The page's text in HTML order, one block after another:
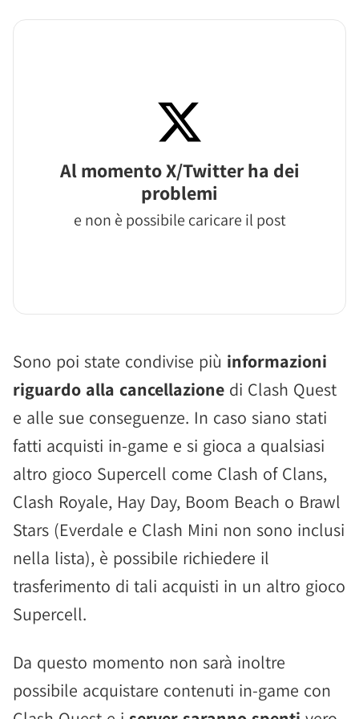
Al momento X/Twitter ha dei
problemi
e non è possibile caricare il post
Sono poi state condivise più informazioni
riguardo alla cancellazione di Clash Quest
e alle sue conseguenze. In caso siano stati
fatti acquisti in-game e si gioca a qualsiasi
altro gioco Supercell come Clash of Clans,
Clash Royale, Hay Day, Boom Beach o Brawl
Stars (Everdale e Clash Mini non sono inclusi
nella lista), è possibile richiedere il
trasferimento di tali acquisti in un altro gioco
Supercell.
Da questo momento non sarà inoltre
possibile acquistare contenuti in-game con